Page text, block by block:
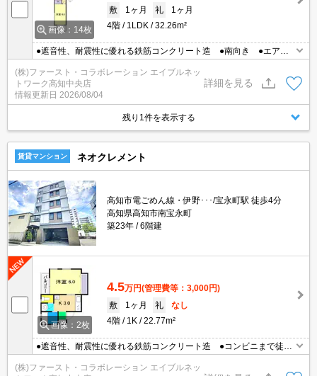
画像：14枚
敷
1ヶ月 礼
1ヶ月
4階
1LDK 32.26m²
●遮音性、耐震性に優れる鉄筋コンクリート造 ●南向き ●エアコ
ン付き ●室内洗濯機置場
(株)ファースト・コラボレーション エイブルネッ
トワーク高知中央店
情報更新日 2026/08/04
詳細を見る
残り1件を表示する
賃貸マンション ネオクレメント
高知市電ごめん線・伊野･･･/宝永町駅 徒歩4分
高知県高知市南宝永町
築23年
6階建
画像：2枚
4.5万円(管理費等：3,000円)
敷
1ヶ月 礼
なし
4階
1K 22.77m²
●遮音性、耐震性に優れる鉄筋コンクリート造 ●コンビニまで徒歩
圏内 ●エアコン付き
(株)ファースト・コラボレーション エイブルネッ